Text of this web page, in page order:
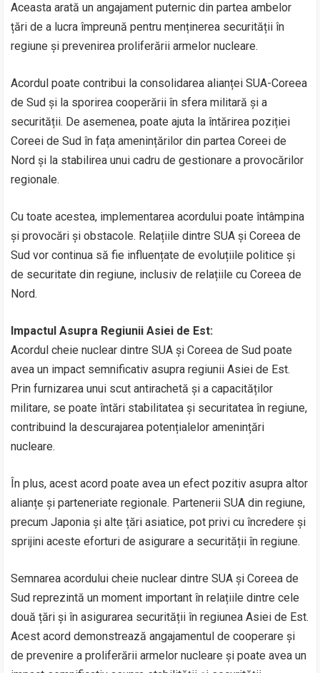
Aceasta arată un angajament puternic din partea ambelor
țări de a lucra împreună pentru menținerea securității în
regiune și prevenirea proliferării armelor nucleare.
Acordul poate contribui la consolidarea alianței SUA-Coreea
de Sud și la sporirea cooperării în sfera militară și a
securității. De asemenea, poate ajuta la întărirea poziției
Coreei de Sud în fața amenințărilor din partea Coreei de
Nord și la stabilirea unui cadru de gestionare a provocărilor
regionale.
Cu toate acestea, implementarea acordului poate întâmpina
și provocări și obstacole. Relațiile dintre SUA și Coreea de
Sud vor continua să fie influențate de evoluțiile politice și
de securitate din regiune, inclusiv de relațiile cu Coreea de
Nord.
Impactul Asupra Regiunii Asiei de Est:
Acordul cheie nuclear dintre SUA și Coreea de Sud poate
avea un impact semnificativ asupra regiunii Asiei de Est.
Prin furnizarea unui scut antirachetă și a capacităților
militare, se poate întări stabilitatea și securitatea în regiune,
contribuind la descurajarea potențialelor amenințări
nucleare.
În plus, acest acord poate avea un efect pozitiv asupra altor
alianțe și parteneriate regionale. Partenerii SUA din regiune,
precum Japonia și alte țări asiatice, pot privi cu încredere și
sprijini aceste eforturi de asigurare a securității în regiune.
Semnarea acordului cheie nuclear dintre SUA și Coreea de
Sud reprezintă un moment important în relațiile dintre cele
două țări și în asigurarea securității în regiunea Asiei de Est.
Acest acord demonstrează angajamentul de cooperare și
de prevenire a proliferării armelor nucleare și poate avea un